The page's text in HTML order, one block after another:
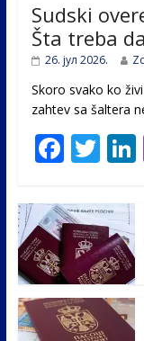
Sudski
Šta treba
26. јул 2026.
Skoro svako ko
zahtev sa šaltera
F
e
b
o
o
k
T
itt
er